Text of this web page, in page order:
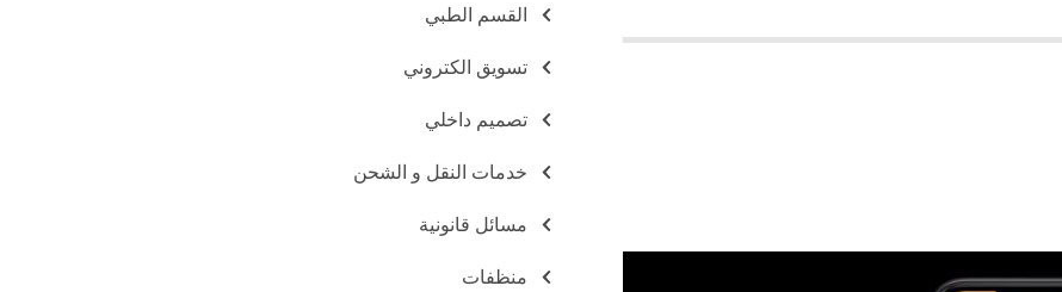
القسم الطبي
تسويق الكتروني
تصميم داخلي
خدمات النقل و الشحن
مسائل قانونية
منظفات